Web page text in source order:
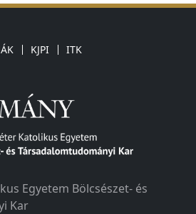
KJPI ITK
Egyetem Bölcsészet- és
Kar